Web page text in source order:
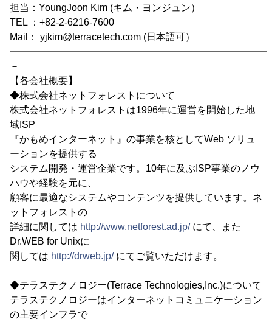
担当：YoungJoon Kim (キム・ヨンジュン）
TEL ：+82-2-6216-7600
Mail： yjkim@terracetech.com (日本語可）
－
【各会社概要】
◆株式会社ネットフォレストについて
株式会社ネットフォレストは1996年に運営を開始した地
域ISP
『かもめインターネット』の事業を核としてWeb ソリュ
ーションを提供する
システム開発・運営企業です。10年に及ぶISP事業のノウ
ハウや経験を元に、
顧客に最適なシステムやコンテンツを提供しています。ネ
ットフォレストの
詳細に関しては http://www.netforest.ad.jp/にて、また
Dr.WEB for Unixに
関しては http://drweb.jp/にてご覧いただけます。
◆テラステクノロジー(Terrace Technologies,Inc.)について
テラステクノロジーはインターネットコミュニケーション
の主要インフラで